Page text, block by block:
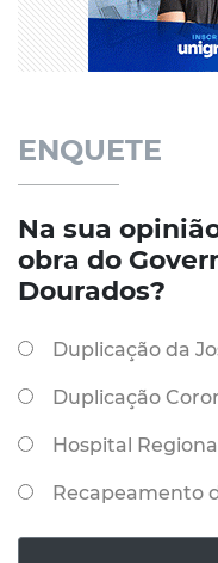
ENQUETE
Na sua
obra do
Dourados?
Duplicação da
Duplicação
Hospital Regional
Recapeamento